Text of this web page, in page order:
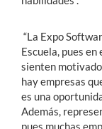
“La Expo
Escuela, pues
sienten
hay empresas
es una
Además,
pues muchas